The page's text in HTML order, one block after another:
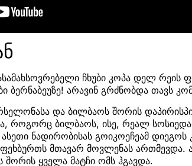
ჩხუბი კოპა დელ რეის
ბერნაბეუზე! არავინ გრძნობდა თავს
და ბილბაოს შორის
როგორც ბილბაოს, ისე, რეალ
ნადირობისას გოიკოეჩეამ დიეგოს
მთავარ მოვლენას ართმევდა.
ყველა მატჩი ომს ჰგავდა.